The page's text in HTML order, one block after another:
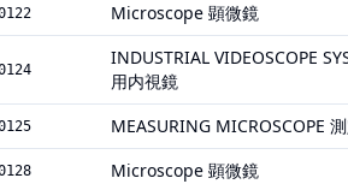
Microscope 顕微鏡
INDUSTRIAL VIDEOSCOPE
用内視鏡
MEASURING MICROSCOPE
Microscope 顕微鏡